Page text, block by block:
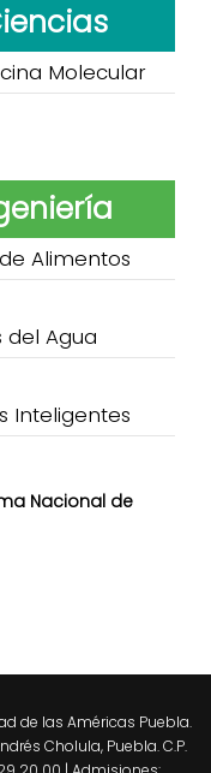
Molecular
Alimentos
del Agua
Inteligentes
Nacional de
de las Américas Puebla.
Cholula, Puebla. C.P.